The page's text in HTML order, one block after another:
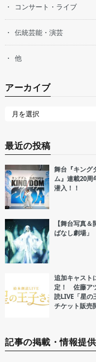
コンサート・ライブ
伝統芸能・演芸
他
アーカイブ
最近の投稿
舞台『キング
ム』連載20周
潜入！！
【舞台写真
ばなし劇場」
追加キャスト
定！ 佐藤ア
読LIVE「星
チケット販売
記事の掲載・情報提